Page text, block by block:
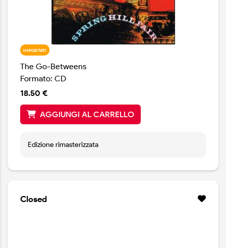
IMPORTATI
The Go-Betweens
Formato: CD
18.50 €
AGGIUNGI AL CARRELLO
Edizione rimasterizzata
Closed